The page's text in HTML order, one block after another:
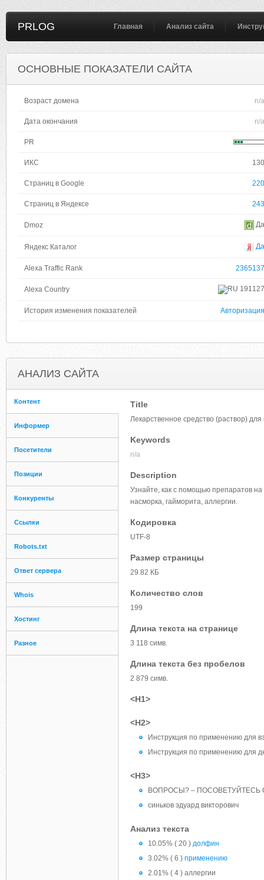
PRLOG Главная Анализ сайта
ОСНОВНЫЕ ПОКАЗАТЕЛИ САЙТА
Возраст домена n/a
Дата окончания n/a
PR
ИКС 130
Страниц в Google 220
Страниц в Яндексе 243
Dmoz Да
Яндекс Каталог Да
Alexa Traffic Rank 2365137
Alexa Country 191127
История изменения показателей Авторизация
АНАЛИЗ САЙТА
Контент
Информер
Посетители
Позиции
Конкуренты
Ссылки
Robots.txt
Ответ сервера
Whois
Хостинг
Разное
Title
Лекарственное средство (раствор)
Keywords
n/a
Description
Узнайте, как с помощью препаратов
насморка, гайморита, аллергии.
Кодировка
UTF-8
Размер страницы
29.82 КБ
Количество слов
199
Длина текста на странице
3 118 симв.
Длина текста без пробелов
2 879 симв.
<H1>
<H2>
Инструкция по применению для
Инструкция по применению для
<H3>
ВОПРОСЫ? – ПОСОВЕТУЙТЕСЬ
синьков эдуард викторович
Анализ текста
10.05% ( 20 ) долфин
3.02% ( 6 ) применению
2.01% ( 4 ) аллергии